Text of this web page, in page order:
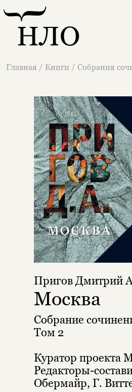
Главная / Книги / Собрания
Пригов Дмитрий
Москва
Собрание
Том 2
Куратор проекта
Редакторы-
Обермайр, Г.